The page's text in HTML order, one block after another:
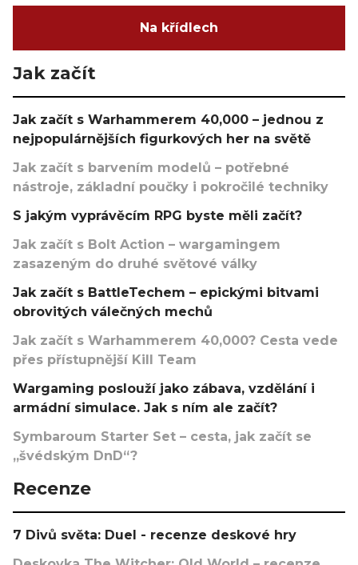
Na křídlech
Jak začít
Jak začít s Warhammerem 40,000 – jednou z
nejpopulárnějších figurkových her na světě
Jak začít s barvením modelů – potřebné
nástroje, základní poučky i pokročilé techniky
S jakým vyprávěcím RPG byste měli začít?
Jak začít s Bolt Action – wargamingem
zasazeným do druhé světové války
Jak začít s BattleTechem – epickými bitvami
obrovitých válečných mechů
Jak začít s Warhammerem 40,000? Cesta vede
přes přístupnější Kill Team
Wargaming poslouží jako zábava, vzdělání i
armádní simulace. Jak s ním ale začít?
Symbaroum Starter Set – cesta, jak začít se
„švédským DnD“?
Recenze
7 Divů světa: Duel - recenze deskové hry